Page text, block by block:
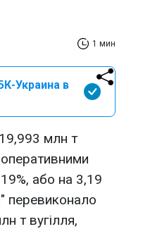
1 мин
Украина в
млн т
або на 3,19
перевиконало
т вугілля,